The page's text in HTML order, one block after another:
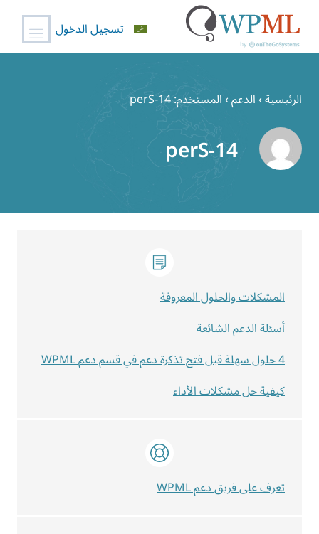
المحتوى
تسجيل الدخول
الرئيسية›الدعم›المستخدم: perS-14
perS-14
المشكلات والحلول المعروفة
أسئلة الدعم الشائعة
4 حلول سهلة قبل فتح تذكرة دعم في قسم دعم WPML
كيفية حل مشكلات الأداء
تعرف على فريق دعم WPML